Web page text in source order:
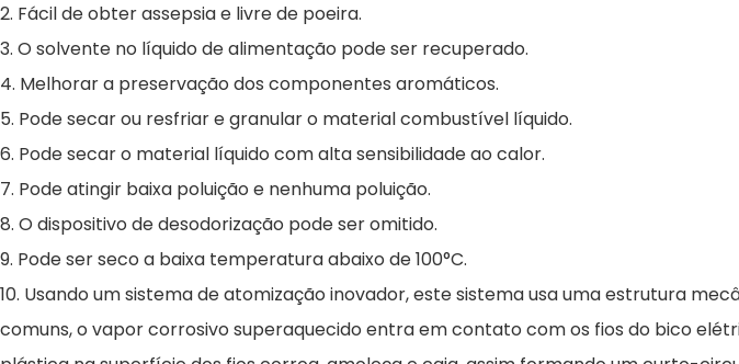
2. Fácil de obter assepsia e livre de poeira.
3. O solvente no líquido de alimentação pode ser recuperado.
4. Melhorar a preservação dos componentes aromáticos.
5. Pode secar ou resfriar e granular o material combustível líquido.
6. Pode secar o material líquido com alta sensibilidade ao calor.
7. Pode atingir baixa poluição e nenhuma poluição.
8. O dispositivo de desodorização pode ser omitido.
9. Pode ser seco a baixa temperatura abaixo de 100°C.
10. Usando um sistema de atomização inovador, este sistema usa uma estrutura
comuns, o vapor corrosivo superaquecido entra em contato com os fios do bico